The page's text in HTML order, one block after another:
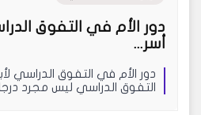
دور الأم في التفوق
أسر...
دور الأم في التفوق الدراسي
التفوق الدراسي ليس مجرد